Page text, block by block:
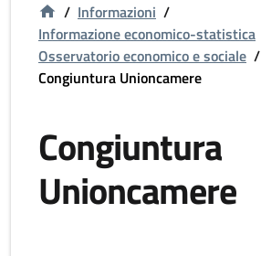
/ Informazioni /
Informazione economico-statistica
Osservatorio economico e sociale /
Congiuntura Unioncamere
Congiuntura
Unioncamere